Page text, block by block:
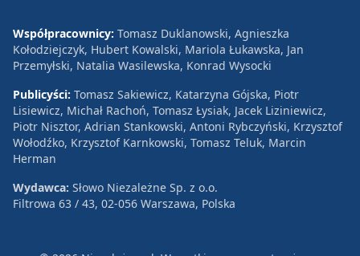
Współpracownicy: Tomasz Duklanowski, Agnieszka
Kołodziejczyk, Hubert Kowalski, Mariola Łukawska, Jan
Przemyłski, Natalia Wasilewska, Konrad Wysocki
Publicyści: Tomasz Sakiewicz, Katarzyna Gójska, Piotr
Lisiewicz, Michał Rachoń, Tomasz Łysiak, Jacek Liziniewicz,
Piotr Nisztor, Adrian Stankowski, Antoni Rybczyński, Krzysztof
Wołodźko, Krzysztof Karnkowski, Tomasz Teluk, Marcin
Herman
Wydawca: Słowo Niezależne Sp. z o.o.
Filtrowa 63 / 43, 02-056 Warszawa, Polska